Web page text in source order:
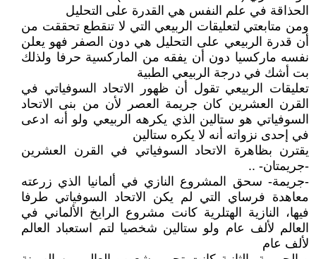
الحذاقة في علم النفس هي القدرة على التحليل
ومن متابعتي لتعليقات الربيعي التي لا تنقطع تحققت من
أن قدرة الربيعي على التحليل هي دون الصفر فهو يعلن
نفسه ماركسيا دون أن يفقه من الماركسية حرفا ولذلك
بت أشك في درجة الربيعي الطبية
تعليقات الربيعي تقول أن ظهور الاتحاد السوفياتي في
القرن العشرين كان جريمة العصر لأن من بنى الاتحاد
السوفياتي هو ستالين الذي يكرهه الربيعي ولو أنه ادعى
في إحدى نزواته أنه لا يكره ستالين
يقترن بظاهرة الاتحاد السوفياتي في القرن العشرين
-جريمتان- ..
-جريمة- سحق المشروع النازي في ألمانيا الذي زرعته
معاهدة فرساي التي لم يكن الاتحاد السوفياتي طرفا
فيها، النازية الهتلرية كانت مشروع الرايخ الألماني في
العالم لألف عام ولو ستالين شخصيا لتم استعباد العالم
لألف عام